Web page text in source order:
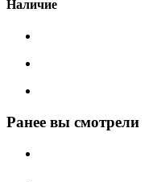
Наличие
Ранее вы смотрели